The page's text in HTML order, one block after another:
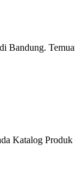
Bandung.
Katalog